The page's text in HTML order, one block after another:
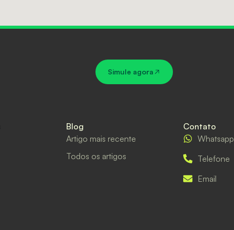
Simule agora
Blog
Artigo mais recente
Todos os artigos
Contato
Whatsapp
Telefone
Email